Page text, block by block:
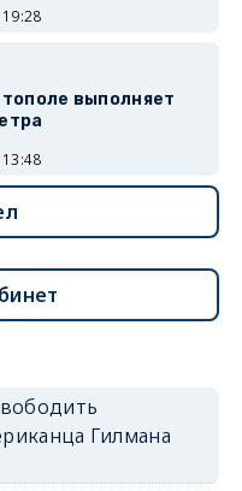
выполняет
Гилмана